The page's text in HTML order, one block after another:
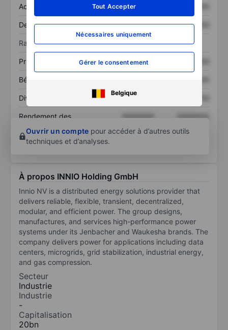
Tout Accepter
Nécessaires uniquement
Gérer le consentement
Belgique
Actif total XXXXXXX
Dette totale XXXXXXX XXXXXXX
Ratios
Prix / ventes XXXXXXX
Bénéfice par action
Dividende par action XXXXXXX
Rendement des
XXXXXXX
XXXXXXX
Ouvrir un compte pour accéder à d’autres outils
techniques et d’analyses.
À propos INNIO Holding GmbH
Innio NV is a distributed energy solutions provider that
delivers reliable, flexible, transient, decentralized,
modular, and efficient power. The group designs,
manufactures, and services high-performance power
systems under its Jenbacher and Waukesha brands. The
company delivers power for applications including data
centers, microgrids, grid stabilization, industrial energy,
and gas compression.
Secteur
Industrie
Industrie
-
Capitalisation
20bn